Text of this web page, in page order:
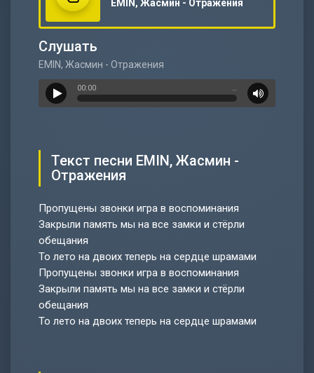
EMIN, Жасмин - Отражения
Слушать
EMIN, Жасмин - Отражения
00:00 …
Текст песни EMIN, Жасмин -
Отражения
Пропущены звонки игра в воспоминания
Закрыли память мы на все замки и стёрли
обещания
То лето на двоих теперь на сердце шрамами
Пропущены звонки игра в воспоминания
Закрыли память мы на все замки и стёрли
обещания
То лето на двоих теперь на сердце шрамами